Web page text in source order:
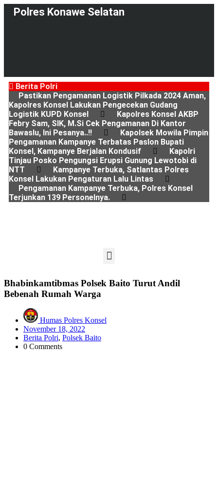
Polres Konawe Selatan
Berita Polri
Pastikan Pengamanan Logistik Pilkada 2024 Aman,
Kapolres Konsel Lakukan Pengecekan Gudang
Logistik KUPD Konsel
Kapolres Konsel AKBP
Febry Sam, SIK, M.Si Cek Pengamanan Di Kantor
Bawaslu, Ini Pesanya..!!
Kapolsek Mowila Pimpin
Pengamanan Kampanye Terbatas Paslon Bupati
Konsel, Kampanye Berjalan Kondusif
Kapolri
Tinjau Posko Pengungsi Erupsi Gunung Lewotobi di
NTT
Kampanye Terbuka, Satlantas Polres
Konsel Lakukan Pengaturan Lalu Lintas
Pengamanan Kampanye Terbuka, Polres Konsel
Terjunkan 139 Personelnya.
Bhabinkamtibmas Polsek Baito Turut Andil
Bebenah Rumah Warga
Humas Polres Konsel
November 18, 2022
Berita Polri, Polsek Baito
0 Comments